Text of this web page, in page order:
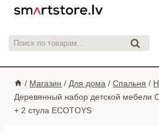
Перейти
контенту
Искать: Поиск
/ Магазин / Для дома / Спальня /
Деревянный набор детской мебели
+ 2 стула ECOTOYS